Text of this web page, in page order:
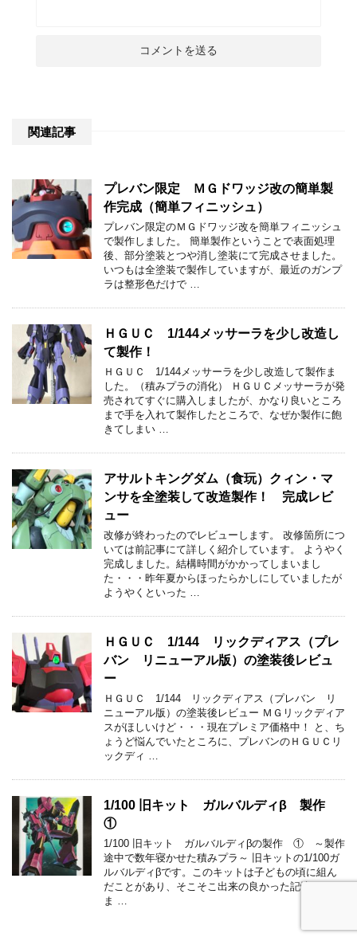
関連記事
プレバン限定 ＭＧドワッジ改の簡単製
作完成（簡単フィニッシュ）
プレバン限定のＭＧドワッジ改を簡単フィニッシュ
で製作しました。 簡単製作ということで表面処理
後、部分塗装とつや消し塗装にて完成させました。
いつもは全塗装で製作していますが、最近のガンプ
ラは整形色だけで …
ＨＧＵＣ 1/144メッサーラを少し改造し
て製作！
ＨＧＵＣ 1/144メッサーラを少し改造して製作ま
した。（積みプラの消化） ＨＧＵＣメッサーラが発
売されてすぐに購入しましたが、かなり良いところ
まで手を入れて製作したところで、なぜか製作に飽
きてしまい …
アサルトキングダム（食玩）クィン・マ
ンサを全塗装して改造製作！ 完成レビ
ュー
改修が終わったのでレビューします。 改修箇所につ
いては前記事にて詳しく紹介しています。 ようやく
完成しました。結構時間がかかってしまいまし
た・・・昨年夏からほったらかしにしていましたが
ようやくといった …
ＨＧＵＣ 1/144 リックディアス（プレ
バン リニューアル版）の塗装後レビュ
ー
ＨＧＵＣ 1/144 リックディアス（プレバン リ
ニューアル版）の塗装後レビュー ＭＧリックディア
スがほしいけど・・・現在プレミア価格中！ と、ち
ょうど悩んでいたところに、プレバンのＨＧＵＣリ
ックディ …
1/100 旧キット ガルバルディβ 製作
①
1/100 旧キット ガルバルディβの製作 ① ～製作
途中で数年寝かせた積みプラ～ 旧キットの1/100ガ
ルバルディβです。このキットは子どもの頃に組ん
だことがあり、そこそこ出来の良かった記憶があり
ま …